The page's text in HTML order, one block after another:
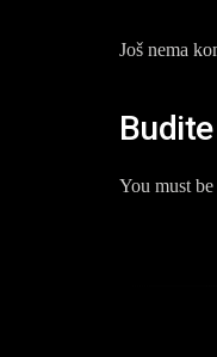
Još nema
You must be